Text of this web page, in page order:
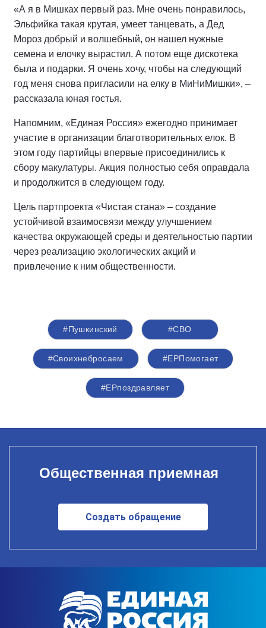
«А я в Мишках первый раз. Мне очень понравилось,
Эльфийка такая крутая, умеет танцевать, а Дед
Мороз добрый и волшебный, он нашел нужные
семена и елочку вырастил. А потом еще дискотека
была и подарки. Я очень хочу, чтобы на следующий
год меня снова пригласили на елку в МиНиМишки», –
рассказала юная гостья.
Напомним, «Единая Россия» ежегодно принимает
участие в организации благотворительных елок. В
этом году партийцы впервые присоединились к
сбору макулатуры. Акция полностью себя оправдала
и продолжится в следующем году.
Цель партпроекта «Чистая стана» – создание
устойчивой взаимосвязи между улучшением
качества окружающей среды и деятельностью партии
через реализацию экологических акций и
привлечение к ним общественности.
#Пушкинский #СВО
#Своихнебросаем #ЕРПомогает
#ЕРпоздравляет
Общественная приемная
Создать обращение